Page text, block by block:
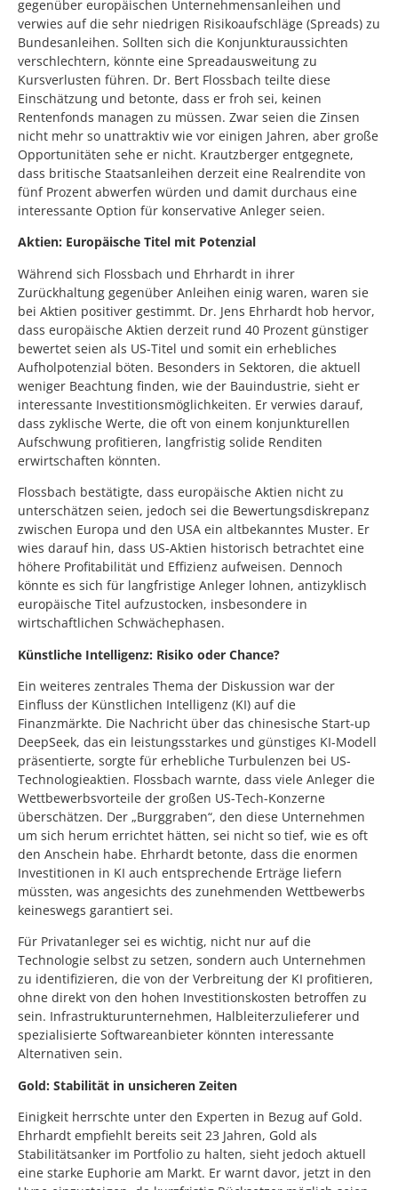
gegenüber europäischen Unternehmensanleihen und
verwies auf die sehr niedrigen Risikoaufschläge (Spreads) zu
Bundesanleihen. Sollten sich die Konjunkturaussichten
verschlechtern, könnte eine Spreadausweitung zu
Kursverlusten führen. Dr. Bert Flossbach teilte diese
Einschätzung und betonte, dass er froh sei, keinen
Rentenfonds managen zu müssen. Zwar seien die Zinsen
nicht mehr so unattraktiv wie vor einigen Jahren, aber große
Opportunitäten sehe er nicht. Krautzberger entgegnete,
dass britische Staatsanleihen derzeit eine Realrendite von
fünf Prozent abwerfen würden und damit durchaus eine
interessante Option für konservative Anleger seien.
Aktien: Europäische Titel mit Potenzial
Während sich Flossbach und Ehrhardt in ihrer
Zurückhaltung gegenüber Anleihen einig waren, waren sie
bei Aktien positiver gestimmt. Dr. Jens Ehrhardt hob hervor,
dass europäische Aktien derzeit rund 40 Prozent günstiger
bewertet seien als US-Titel und somit ein erhebliches
Aufholpotenzial böten. Besonders in Sektoren, die aktuell
weniger Beachtung finden, wie der Bauindustrie, sieht er
interessante Investitionsmöglichkeiten. Er verwies darauf,
dass zyklische Werte, die oft von einem konjunkturellen
Aufschwung profitieren, langfristig solide Renditen
erwirtschaften könnten.
Flossbach bestätigte, dass europäische Aktien nicht zu
unterschätzen seien, jedoch sei die Bewertungsdiskrepanz
zwischen Europa und den USA ein altbekanntes Muster. Er
wies darauf hin, dass US-Aktien historisch betrachtet eine
höhere Profitabilität und Effizienz aufweisen. Dennoch
könnte es sich für langfristige Anleger lohnen, antizyklisch
europäische Titel aufzustocken, insbesondere in
wirtschaftlichen Schwächephasen.
Künstliche Intelligenz: Risiko oder Chance?
Ein weiteres zentrales Thema der Diskussion war der
Einfluss der Künstlichen Intelligenz (KI) auf die
Finanzmärkte. Die Nachricht über das chinesische Start-up
DeepSeek, das ein leistungsstarkes und günstiges KI-Modell
präsentierte, sorgte für erhebliche Turbulenzen bei US-
Technologieaktien. Flossbach warnte, dass viele Anleger die
Wettbewerbsvorteile der großen US-Tech-Konzerne
überschätzen. Der „Burggraben“, den diese Unternehmen
um sich herum errichtet hätten, sei nicht so tief, wie es oft
den Anschein habe. Ehrhardt betonte, dass die enormen
Investitionen in KI auch entsprechende Erträge liefern
müssten, was angesichts des zunehmenden Wettbewerbs
keineswegs garantiert sei.
Für Privatanleger sei es wichtig, nicht nur auf die
Technologie selbst zu setzen, sondern auch Unternehmen
zu identifizieren, die von der Verbreitung der KI profitieren,
ohne direkt von den hohen Investitionskosten betroffen zu
sein. Infrastrukturunternehmen, Halbleiterzulieferer und
spezialisierte Softwareanbieter könnten interessante
Alternativen sein.
Gold: Stabilität in unsicheren Zeiten
Einigkeit herrschte unter den Experten in Bezug auf Gold.
Ehrhardt empfiehlt bereits seit 23 Jahren, Gold als
Stabilitätsanker im Portfolio zu halten, sieht jedoch aktuell
eine starke Euphorie am Markt. Er warnt davor, jetzt in den